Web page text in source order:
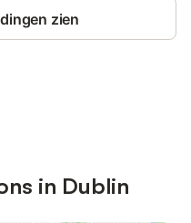
zien
in Dublin